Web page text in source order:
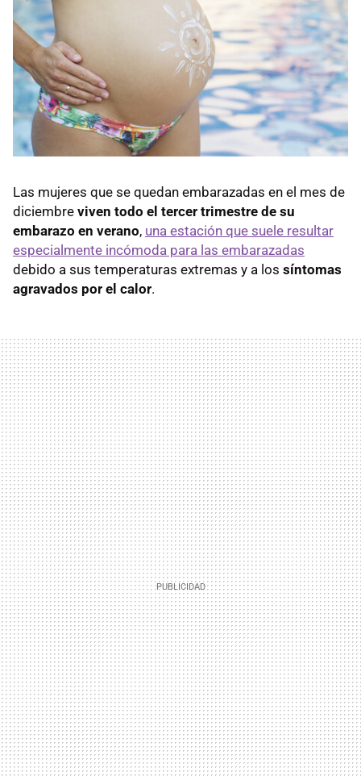
Las mujeres que se quedan embarazadas en el mes de
diciembre viven todo el tercer trimestre de su
embarazo en verano, una estación que suele resultar
especialmente incómoda para las embarazadas
debido a sus temperaturas extremas y a los síntomas
agravados por el calor.